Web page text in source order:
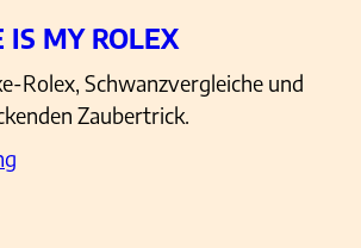
IS MY ROLEX
Rolex, Schwanzvergleiche und
Zaubertrick.